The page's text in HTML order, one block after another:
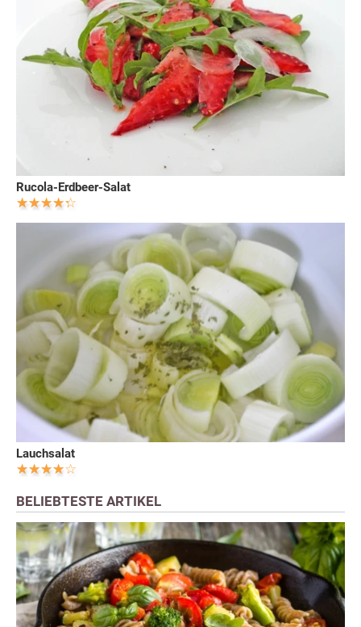
Rucola-Erdbeer-Salat
Lauchsalat
BELIEBTESTE ARTIKEL